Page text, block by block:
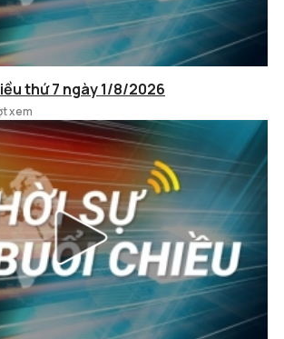
thứ 7 ngày 1/8/2026
xem